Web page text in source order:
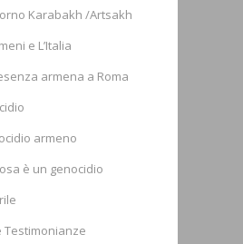
Karabakh /Artsakh
e L’Italia
armena a Roma
armeno
è un genocidio
Testimonianze